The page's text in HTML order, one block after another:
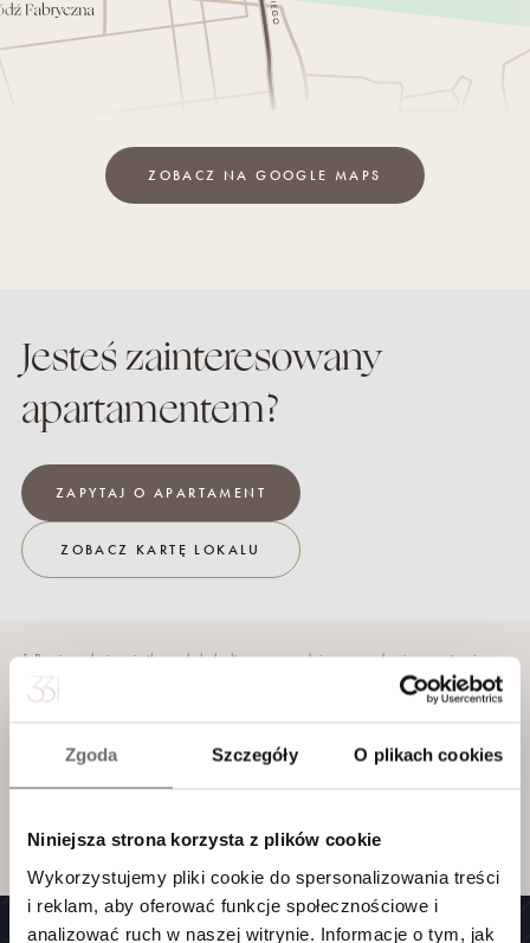
Zgoda Szczegóły O plikach cookies
Niniejsza strona korzysta z plików cookie
Wykorzystujemy pliki cookie do spersonalizowania treści
i reklam, aby oferować funkcje społecznościowe i
analizować ruch w naszej witrynie. Informacje o tym, jak
ZOBACZ NA GOOGLE MAPS
Jesteś zainteresowany
apartamentem?
ZAPYTAJ O APARTAMENT
ZOBACZ KARTĘ LOKALU
1 Powierzchnia użytkowa lokalu liczona zgodnie z zasadami zawartymi w
polskiej normie PN-ISO 9836:2022-07
2 Powierzchnie pomieszczeń oraz wymiary podano z uwzględnieniem
4 Powierzchnie i wymiary mogą ulec niewielkim zmianom wynikającym z
5 Wyjście na taras – możliwa różnica poziomów.
w rozumieniu art.66 §1 Kodeksu cywilnego oraz innych właściwych
przepisów prawnych.